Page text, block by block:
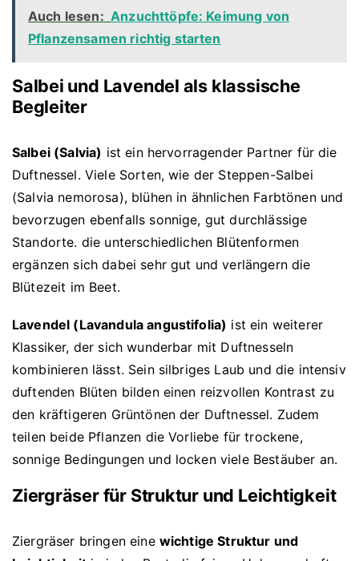
Auch lesen: Anzuchttöpfe: Keimung von
Pflanzensamen richtig starten
Salbei und Lavendel als klassische
Begleiter
Salbei (Salvia) ist ein hervorragender Partner für die
Duftnessel. Viele Sorten, wie der Steppen-Salbei
(Salvia nemorosa), blühen in ähnlichen Farbtönen und
bevorzugen ebenfalls sonnige, gut durchlässige
Standorte. die unterschiedlichen Blütenformen
ergänzen sich dabei sehr gut und verlängern die
Blütezeit im Beet.
Lavendel (Lavandula angustifolia) ist ein weiterer
Klassiker, der sich wunderbar mit Duftnesseln
kombinieren lässt. Sein silbriges Laub und die intensiv
duftenden Blüten bilden einen reizvollen Kontrast zu
den kräftigeren Grüntönen der Duftnessel. Zudem
teilen beide Pflanzen die Vorliebe für trockene,
sonnige Bedingungen und locken viele Bestäuber an.
Ziergräser für Struktur und Leichtigkeit
Ziergräser bringen eine wichtige Struktur und